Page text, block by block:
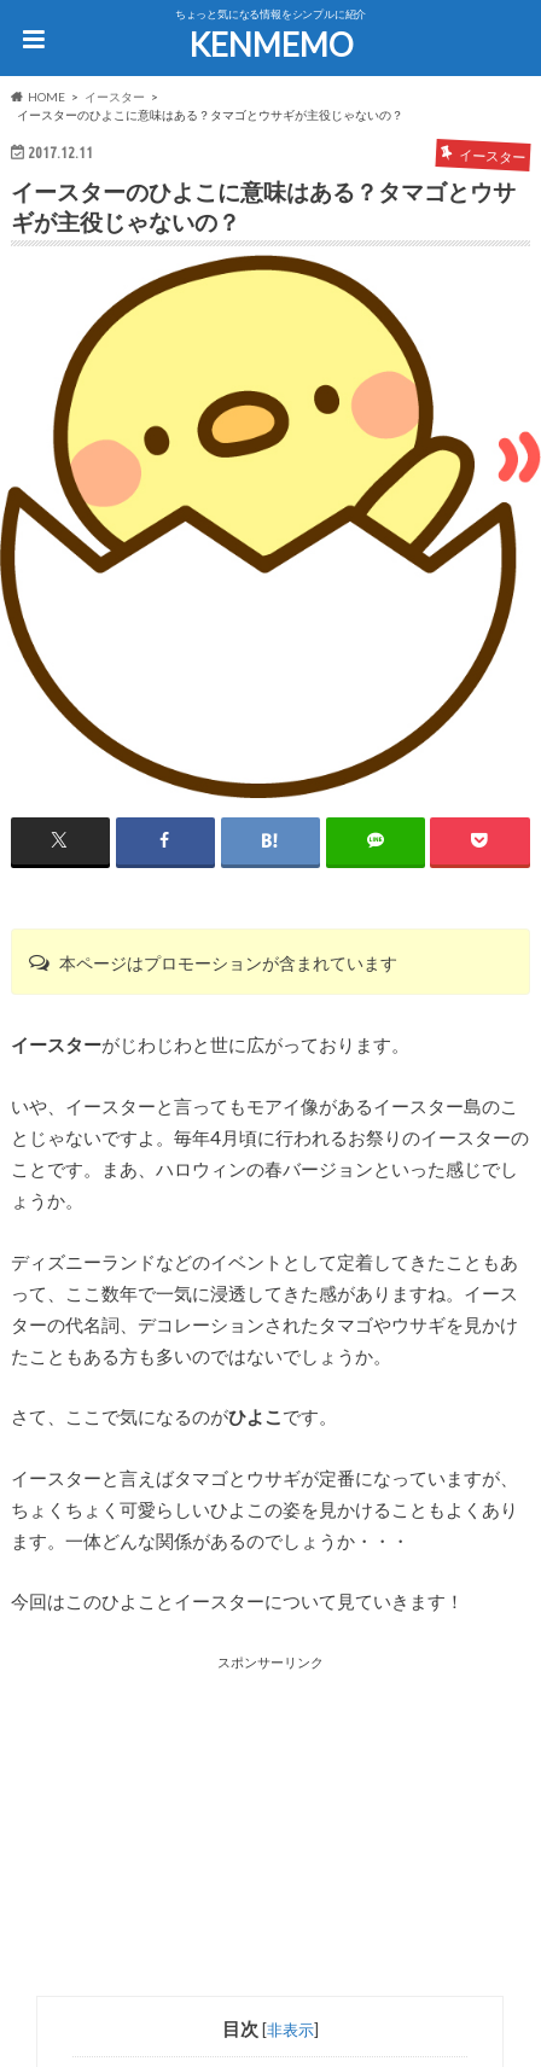
ちょっと気になる情報をシンプルに紹介
KENMEMO
HOME
イースター
イースターのひよこに意味はある？タマゴとウサギが主役じゃないの？
2017.12.11 イースター
イースターのひよこに意味はある？タマゴとウサ
ギが主役じゃないの？
本ページはプロモーションが含まれています
イースターがじわじわと世に広がっております。
いや、イースターと言ってもモアイ像があるイースター島のこ
とじゃないですよ。毎年4月頃に行われるお祭りのイースターの
ことです。まあ、ハロウィンの春バージョンといった感じでし
ょうか。
ディズニーランドなどのイベントとして定着してきたこともあ
って、ここ数年で一気に浸透してきた感がありますね。イース
ターの代名詞、デコレーションされたタマゴやウサギを見かけ
たこともある方も多いのではないでしょうか。
さて、ここで気になるのがひよこ です。
イースターと言えばタマゴとウサギが定番になっていますが、
ちょくちょく可愛らしいひよこの姿を見かけることもよくあり
ます。一体どんな関係があるのでしょうか・・・
今回はこのひよことイースターについて見ていきます！
スポンサーリンク
目次 [非表示]